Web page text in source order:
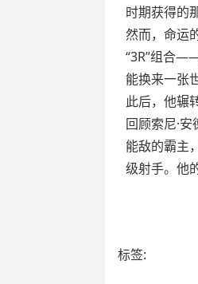
时期获得的
然而，命运
“3R”组合
能换来一张
此后，他辗
回顾索尼·
能敌的霸主
级射手。他
标签: